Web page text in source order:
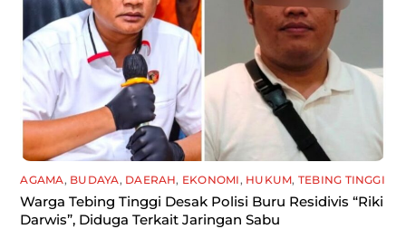
AGAMA, BUDAYA, DAERAH, EKONOMI , HUKUM, TEBING TINGGI
Warga Tebing Tinggi Desak Polisi Buru Residivis “Riki
Darwis”, Diduga Terkait Jaringan Sabu